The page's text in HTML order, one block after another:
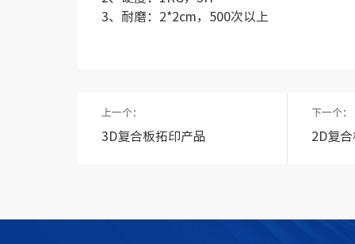
3、耐磨：2*2cm，500次以上
上一个：
3D复合板拓印产品
下一个：
2D复